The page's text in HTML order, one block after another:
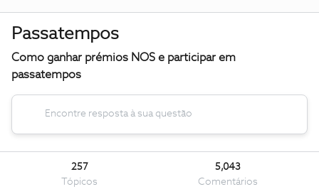
Passatempos
Como ganhar prémios NOS e participar em
passatempos
257
Tópicos
5,043
Comentários